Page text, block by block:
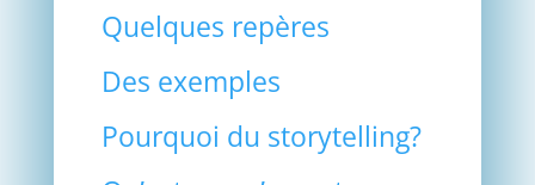
Quelques repères
Des exemples
Pourquoi du storytelling?